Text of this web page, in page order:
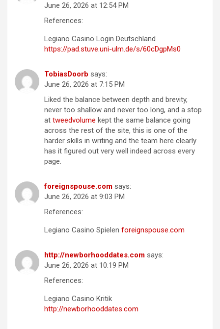
June 26, 2026 at 12:54 PM
References:
Legiano Casino Login Deutschland
https://pad.stuve.uni-ulm.de/s/60cDgpMs0
TobiasDoorb says:
June 26, 2026 at 7:15 PM
Liked the balance between depth and brevity,
never too shallow and never too long, and a stop
at tweedvolume kept the same balance going
across the rest of the site, this is one of the
harder skills in writing and the team here clearly
has it figured out very well indeed across every
page.
foreignspouse.com says:
June 26, 2026 at 9:03 PM
References:
Legiano Casino Spielen foreignspouse.com
http://newborhooddates.com says:
June 26, 2026 at 10:19 PM
References:
Legiano Casino Kritik
http://newborhooddates.com